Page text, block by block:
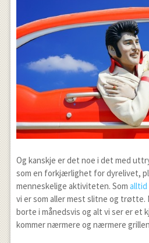
Og kanskje er det noe i det med
som en forkjærlighet for dyrelivet,
menneskelige aktiviteten. Som alltid
vi er som aller mest slitne og
borte i månedsvis og alt vi ser er et
kommer nærmere og nærmere